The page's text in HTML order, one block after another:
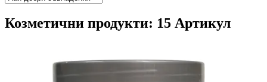
Козметични продукти: 15 Артикул